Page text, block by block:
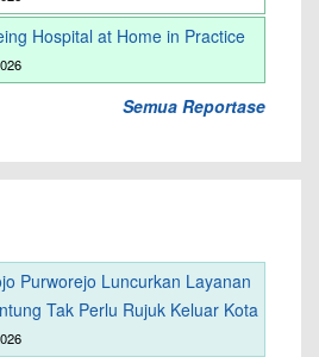
Hospital at Home in Practice
Semua Reportase
Purworejo Luncurkan Layanan
Tak Perlu Rujuk Keluar Kota